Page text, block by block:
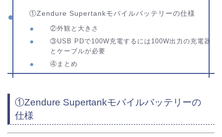
①Zendure Supertankモバイルバッテリーの仕様
②外観と大きさ
③USB PDで100W充電するには100W出力の充電器
とケーブルが必要
④まとめ
①Zendure Supertankモバイルバッテリーの
仕様